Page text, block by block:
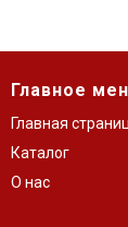
Главное
Главная
Каталог
О нас